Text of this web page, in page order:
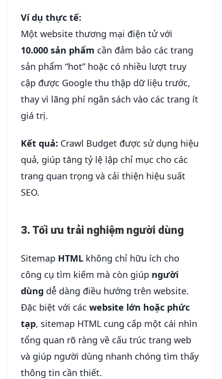
Ví dụ thực tế:
Một website thương mại điện tử với
10.000 sản phẩm cần đảm bảo các trang
sản phẩm “hot” hoặc có nhiều lượt truy
cập được Google thu thập dữ liệu trước,
thay vì lãng phí ngân sách vào các trang ít
giá trị.
Kết quả: Crawl Budget được sử dụng hiệu
quả, giúp tăng tỷ lệ lập chỉ mục cho các
trang quan trọng và cải thiện hiệu suất
SEO.
3. Tối ưu trải nghiệm người dùng
Sitemap HTML không chỉ hữu ích cho
công cụ tìm kiếm mà còn giúp người
dùng dễ dàng điều hướng trên website.
Đặc biệt với các website lớn hoặc phức
tạp, sitemap HTML cung cấp một cái nhìn
tổng quan rõ ràng về cấu trúc trang web
và giúp người dùng nhanh chóng tìm thấy
thông tin cần thiết.